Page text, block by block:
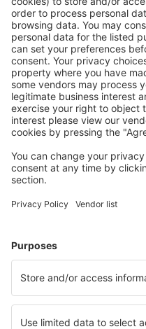
Offerta su misura
Pianifica in
Prenotazione senza
cancellazione
Risparmia di più
Prezzi attraenti e
L’alloggio che ti
appartamenti e altri.
Hotel in Giappone - Città
Hotel a Fukuoka Hotel